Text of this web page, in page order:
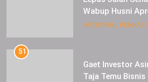
Wabup Husni
Luar Biasa
INFOTORIAL PEMKAB
51
Gaet Investor
Taja Temu